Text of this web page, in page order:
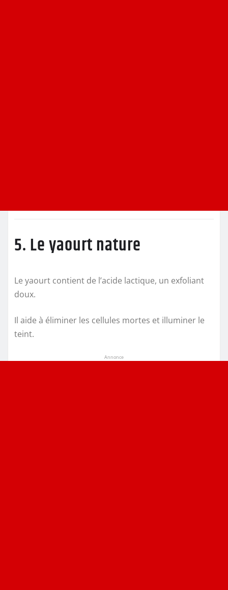
5. Le yaourt nature
Le yaourt contient de l’acide lactique, un exfoliant
doux.
Il aide à éliminer les cellules mortes et illuminer le
teint.
Annonce